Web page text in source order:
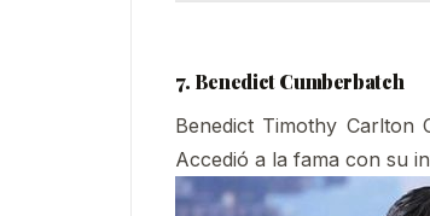
7. Benedict Cumberbatch
Benedict Timothy
Accedió a la fama con su